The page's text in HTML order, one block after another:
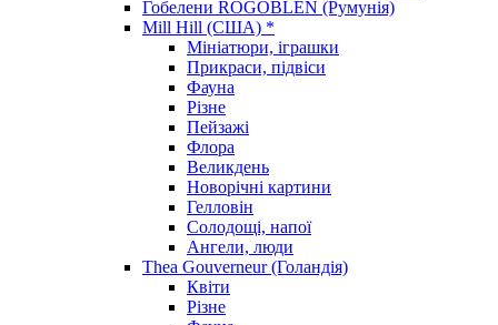
Гобелени ROGOBLEN (Румунія)
Mill Hill (США) *
Мініатюри, іграшки
Прикраси, підвіси
Фауна
Різне
Пейзажі
Флора
Великдень
Новорічні картини
Гелловін
Солодощі, напої
Ангели, люди
Thea Gouverneur (Голандія)
Квіти
Різне